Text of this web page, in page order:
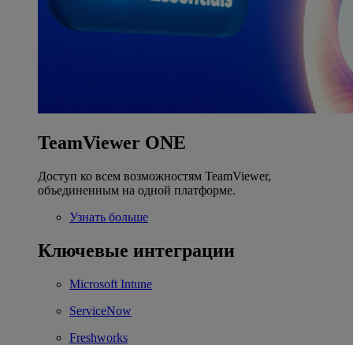
TeamViewer ONE
Доступ ко всем возможностям TeamViewer,
объединенным на одной платформе.
Узнать больше
Ключевые интеграции
Microsoft Intune
ServiceNow
Freshworks